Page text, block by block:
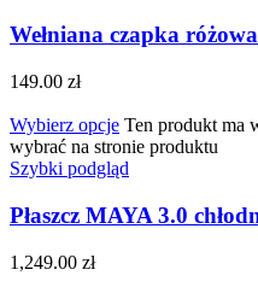
Wełniana czapka różowa
149.00 zł
Wybierz opcje Ten produkt ma
wybrać na stronie produktu
Szybki podgląd
Płaszcz MAYA 3.0
1,249.00 zł